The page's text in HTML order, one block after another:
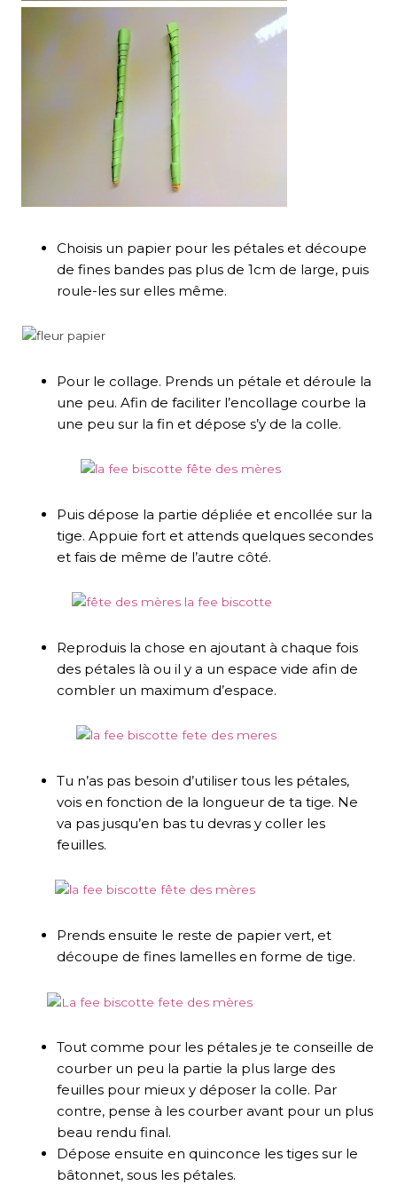
Choisis un papier pour les pétales et découpe
de fines bandes pas plus de 1cm de large, puis
roule-les sur elles même.
Pour le collage. Prends un pétale et déroule la
une peu. Afin de faciliter l’encollage courbe la
une peu sur la fin et dépose s’y de la colle.
Puis dépose la partie dépliée et encollée sur la
tige. Appuie fort et attends quelques secondes
et fais de même de l’autre côté.
Reproduis la chose en ajoutant à chaque fois
des pétales là ou il y a un espace vide afin de
combler un maximum d’espace.
Tu n’as pas besoin d’utiliser tous les pétales,
vois en fonction de la longueur de ta tige. Ne
va pas jusqu’en bas tu devras y coller les
feuilles.
Prends ensuite le reste de papier vert, et
découpe de fines lamelles en forme de tige.
Tout comme pour les pétales je te conseille de
courber un peu la partie la plus large des
feuilles pour mieux y déposer la colle. Par
contre, pense à les courber avant pour un plus
beau rendu final.
Dépose ensuite en quinconce les tiges sur le
bâtonnet, sous les pétales.